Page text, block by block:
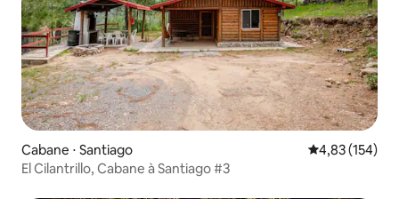
Cabane ⋅ Santiago Évaluation
4,83 (154)
El Cilantrillo, Cabane à Santiago #3